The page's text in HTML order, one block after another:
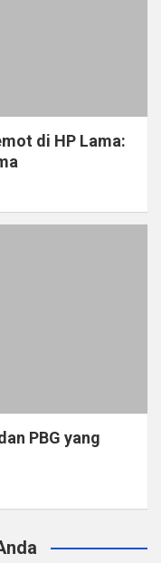
di HP Lama:
PBG yang